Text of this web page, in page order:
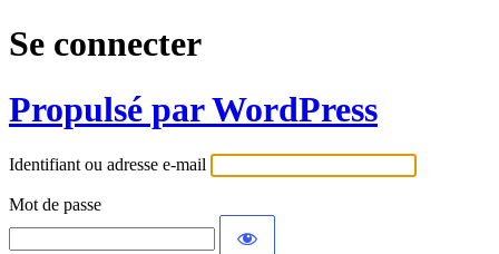
Se connecter
Propulsé par WordPress
Identifiant ou adresse e-mail
Mot de passe